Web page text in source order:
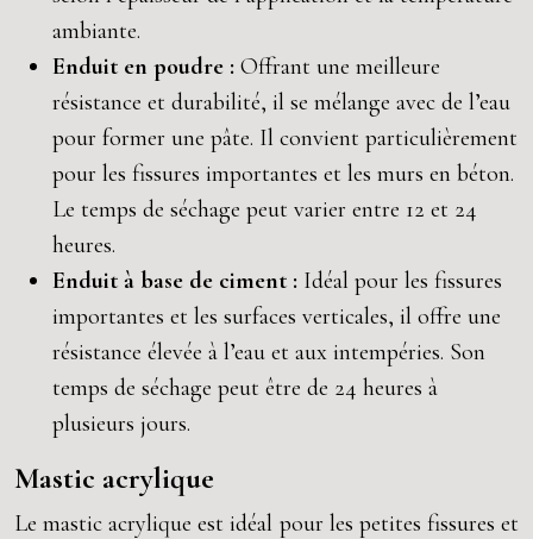
ambiante.
Enduit en poudre : Offrant une meilleure
résistance et durabilité, il se mélange avec de l’eau
pour former une pâte. Il convient particulièrement
pour les fissures importantes et les murs en béton.
Le temps de séchage peut varier entre 12 et 24
heures.
Enduit à base de ciment : Idéal pour les fissures
importantes et les surfaces verticales, il offre une
résistance élevée à l’eau et aux intempéries. Son
temps de séchage peut être de 24 heures à
plusieurs jours.
Mastic acrylique
Le mastic acrylique est idéal pour les petites fissures et